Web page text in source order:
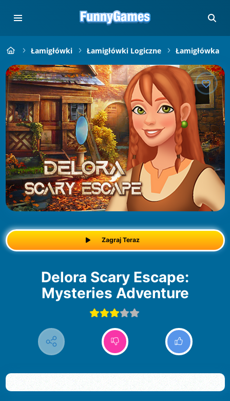
Łamigłówki Łamigłówki Logiczne Łamigłówka
Zagraj Teraz
Delora Scary Escape:
Mysteries Adventure